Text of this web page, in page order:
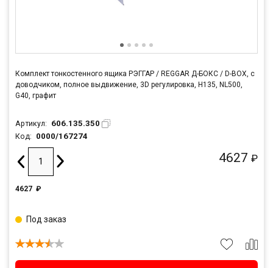
Комплект тонкостенного ящика РЭГГАР / REGGAR Д-БОКС / D-BOX, с
доводчиком, полное выдвижение, 3D регулировка, H135, NL500,
G40, графит
Артикул: 606.135.350
Код: 0000/167274
4627 ₽
4627 ₽
Под заказ